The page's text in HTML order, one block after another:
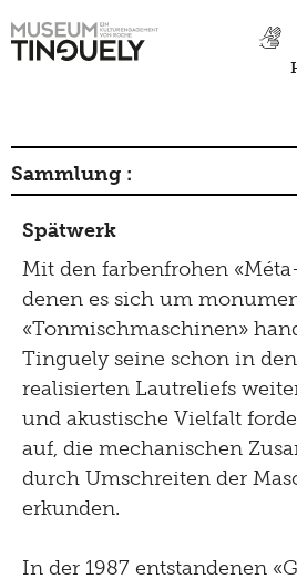
Hauptnavigation
to
Sammlung :
Geschichte der Sammlung
Spätwerk
Mit den farbenfrohen
denen es sich um
«Tonmischmaschinen»
Tinguely seine schon in
realisierten Lautreliefs
und akustische Vielfalt
auf, die mechanischen
durch Umschreiten der
erkunden.
In der 1987 entstandenen